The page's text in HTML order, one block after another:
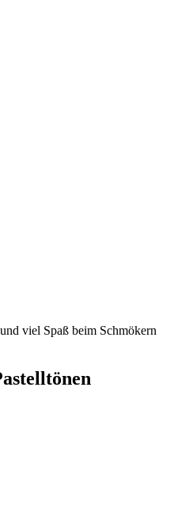
viel Spaß beim Schmökern